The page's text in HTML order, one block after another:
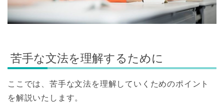
苦手な文法を理解するために
ここでは、苦手な文法を理解していくためのポイント
を解説いたします。